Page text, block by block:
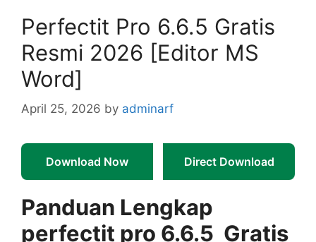
Perfectit Pro 6.6.5 Gratis
Resmi 2026 [Editor MS
Word]
April 25, 2026 by adminarf
Download Now Direct Download
Panduan Lengkap
perfectit pro 6.6.5 Gratis